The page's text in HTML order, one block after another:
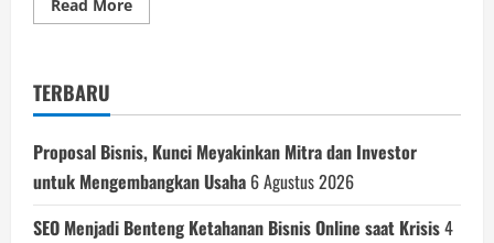
Read More
more
Parcel
Untuk
Anda
TERBARU
Proposal Bisnis, Kunci Meyakinkan Mitra dan Investor
untuk Mengembangkan Usaha 6 Agustus 2026
SEO Menjadi Benteng Ketahanan Bisnis Online saat Krisis4